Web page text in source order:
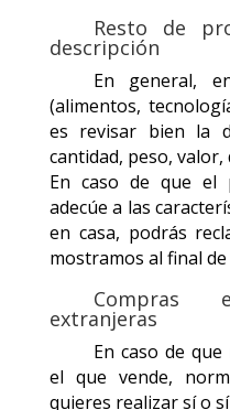
Resto de
descripción
En general,
(alimentos,
es revisar bien la
cantidad, peso,
En caso de que el
adecúe a las
en casa, podrás
mostramos al final
Compras
extranjeras
En caso de
el que vende,
quieres realizar sí o